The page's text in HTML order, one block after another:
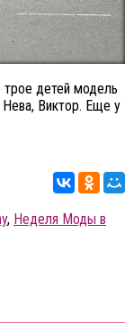
детей модель
Виктор. Еще у
, Неделя Моды в